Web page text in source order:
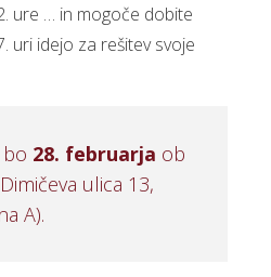
ure … in mogoče dobite
uri idejo za rešitev svoje
28. februarja ob
ulica 13,
A).